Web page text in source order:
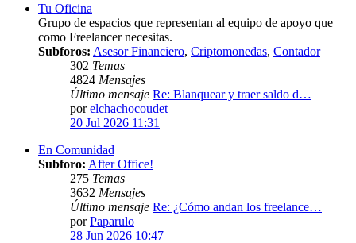
Tu Oficina
Grupo de espacios que representan al equipo de apoyo que
como Freelancer necesitas.
Subforos: Asesor Financiero, Criptomonedas, Contador
302 Temas
4824 Mensajes
Último mensaje Re: Blanquear y traer saldo d…
porelchachocoudet
20 Jul 2026 11:31
En Comunidad
Subforo: After Office!
275 Temas
3632 Mensajes
Último mensaje Re: ¿Cómo andan los freelance…
porPaparulo
28 Jun 2026 10:47